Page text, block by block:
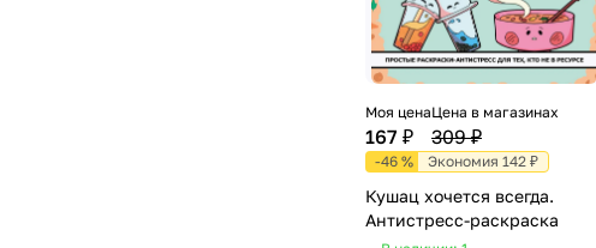
Моя цена
167 ₽
Цена в магазинах
309 ₽
-46 % Экономия 142 ₽
Кушац хочется всегда.
Антистресс-раскраска